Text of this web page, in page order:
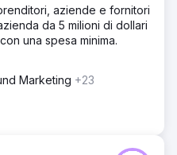
alle vendite basato
qualificazione immediata
con la piattaforma di
flussi di lavoro intelligenti
più interessanti al
un follow-up
aziende e fornitori
da 5 milioni di dollari
una spesa minima.
Marketing +23